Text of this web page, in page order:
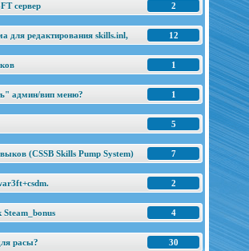
2
сервер
12
для редактирования skills.inl,
1
1
админ/вип меню?
5
7
(CSSB Skills Pump System)
2
4
30
расы?